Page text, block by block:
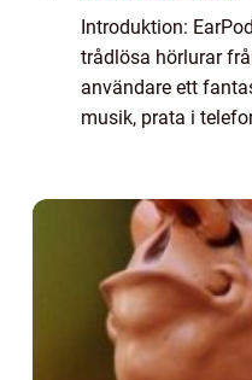
Introduktion:
trådlösa hörlurar
användare ett
musik, prata i